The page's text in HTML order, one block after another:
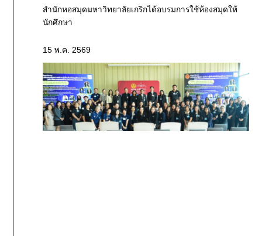
สำนักหอสมุดมหาวิทยาลัยเกริกได้อบรมการใช้ห้องสมุดให้
นักศึกษา
15 พ.ค. 2569